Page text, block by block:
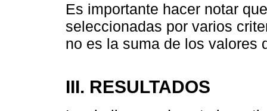
Es importante hacer notar
seleccionadas por varios
no es la suma de los valores
III. RESULTADOS